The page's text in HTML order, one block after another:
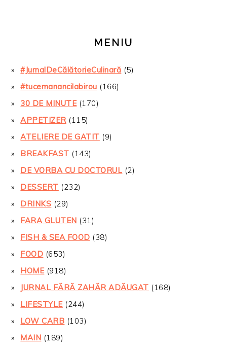
MENIU
#JurnalDeCălătorieCulinară (5)
#tucemanancilabirou (166)
30 DE MINUTE(170)
APPETIZER(115)
ATELIERE DE GATIT (9)
BREAKFAST (143)
DE VORBA CU DOCTORUL (2)
DESSERT (232)
DRINKS (29)
FARA GLUTEN (31)
FISH & SEA FOOD (38)
FOOD (653)
HOME(918)
JURNAL FĂRĂ ZAHĂR ADĂUGAT (168)
LIFESTYLE(244)
LOW CARB (103)
MAIN (189)